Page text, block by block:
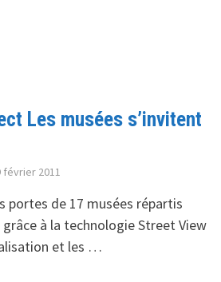
Les musées s’invitent
février 2011
portes de 17 musées répartis
à la technologie Street View
et les …